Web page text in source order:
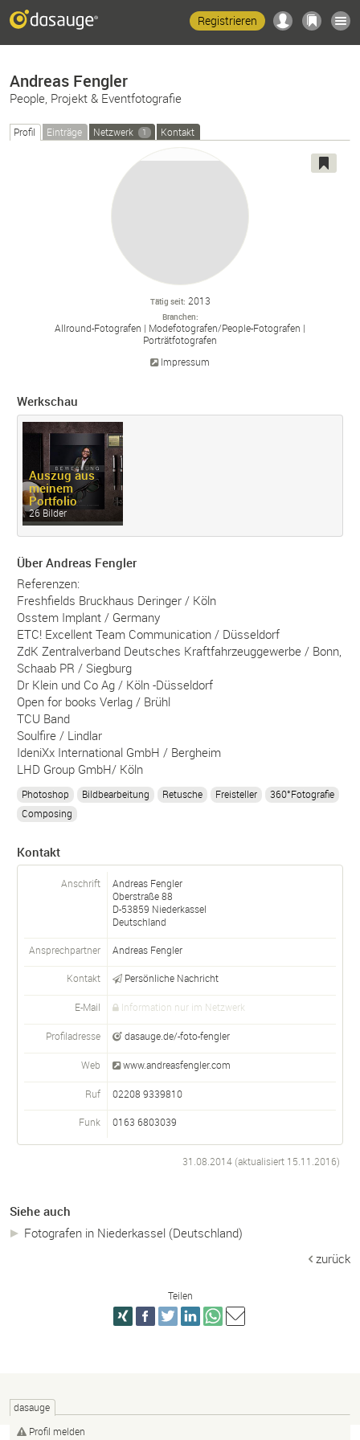
Registrieren
Andreas Fengler
People, Projekt & Eventfotografie
Profil Einträge Netzwerk 1 Kontakt
Tätig seit 2013
Branchen
Allround-Fotografen Modefotografen/People-Fotografen
Porträtfotografen
Impressum
Werkschau
Auszug aus
meinem
Portfolio
26 Bilder
Über Andreas Fengler
Referenzen:
Freshfields Bruckhaus Deringer / Köln
Osstem Implant / Germany
ETC! Excellent Team Communication / Düsseldorf
ZdK Zentralverband Deutsches Kraftfahrzeuggewerbe / Bonn,
Schaab PR / Siegburg
Dr Klein und Co Ag / Köln -Düsseldorf
Open for books Verlag / Brühl
TCU Band
Soulfire / Lindlar
IdeniXx International GmbH / Bergheim
LHD Group GmbH/ Köln
Photoshop Bildbearbeitung Retusche Freisteller
360°Fotografie
Composing
Kontakt
Anschrift
Andreas Fengler
Oberstraße 88
D-53859 Niederkassel
Deutschland
Ansprechpartner Andreas Fengler
Kontakt Persönliche Nachricht
E-Mail Information nur im Netzwerk
Profiladresse dasauge.de/-foto-fengler
Web www.andreasfengler.com
Ruf 02208 9339810
Funk 0163 6803039
31.08.2014 (aktualisiert 15.11.2016)
Siehe auch
Fotografen in Niederkassel (Deutschland)
zurück
Teilen
dasauge
Profil melden